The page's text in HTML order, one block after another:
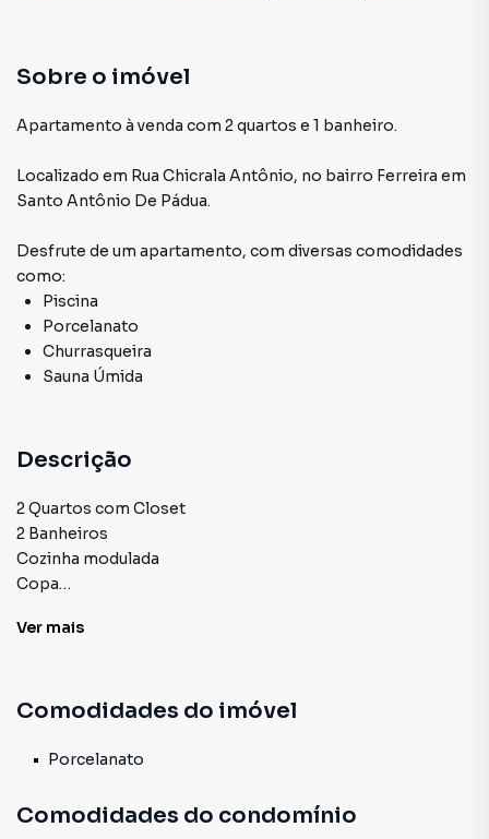
Sobre o imóvel
Apartamento à venda com 2 quartos e 1 banheiro.
Localizado em Rua Chicrala Antônio, no bairro Ferreira em
Santo Antônio De Pádua.
Desfrute de um apartamento, com diversas comodidades
como:
Piscina
Porcelanato
Churrasqueira
Sauna Úmida
Descrição
2 Quartos com Closet
2 Banheiros
Cozinha modulada
Copa
Varanda com Área Gourmet
apt°204
Ver mais
Comodidades do imóvel
Porcelanato
Comodidades do condomínio